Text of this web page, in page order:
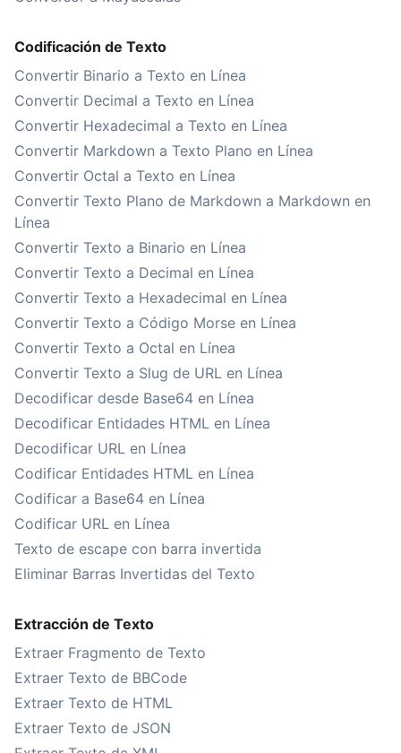
Codificación de Texto
Convertir Binario a Texto en Línea
Convertir Decimal a Texto en Línea
Convertir Hexadecimal a Texto en Línea
Convertir Markdown a Texto Plano en Línea
Convertir Octal a Texto en Línea
Convertir Texto Plano de Markdown a Markdown en
Línea
Convertir Texto a Binario en Línea
Convertir Texto a Decimal en Línea
Convertir Texto a Hexadecimal en Línea
Convertir Texto a Código Morse en Línea
Convertir Texto a Octal en Línea
Convertir Texto a Slug de URL en Línea
Decodificar desde Base64 en Línea
Decodificar Entidades HTML en Línea
Decodificar URL en Línea
Codificar Entidades HTML en Línea
Codificar a Base64 en Línea
Codificar URL en Línea
Texto de escape con barra invertida
Eliminar Barras Invertidas del Texto
Extracción de Texto
Extraer Fragmento de Texto
Extraer Texto de BBCode
Extraer Texto de HTML
Extraer Texto de JSON